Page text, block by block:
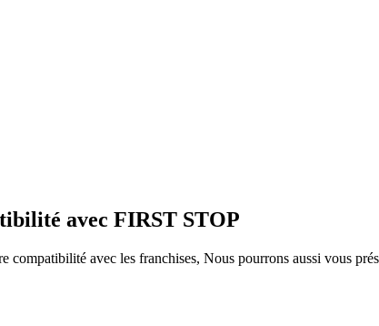
avec FIRST STOP
avec les franchises, Nous pourrons aussi vous